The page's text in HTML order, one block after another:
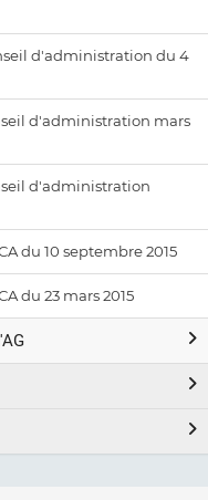
d'administration du 4
d'administration mars
d'administration
du 10 septembre 2015
du 23 mars 2015